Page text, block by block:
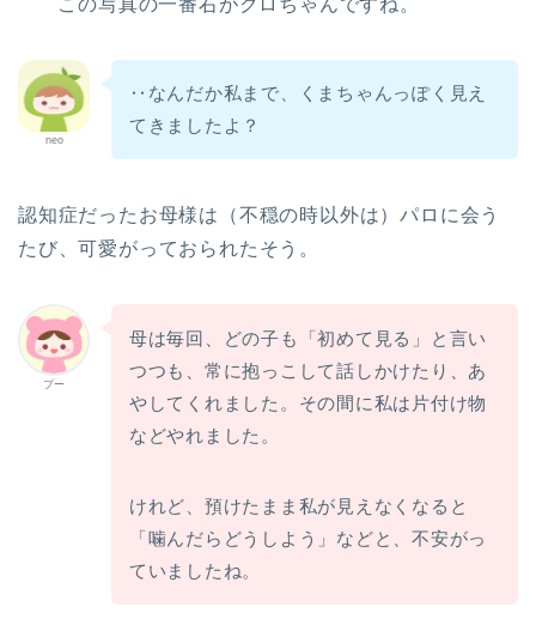
neo
‥なんだか私まで、くまちゃんっぽく見え
てきましたよ？
認知症だったお母様は（不穏の時以外は）パロに会う
たび、可愛がっておられたそう。
プー
母は毎回、どの子も「初めて見る」と言い
つつも、常に抱っこして話しかけたり、あ
やしてくれました。その間に私は片付け物
などやれました。
けれど、預けたまま私が見えなくなると
「噛んだらどうしよう」などと、不安がっ
ていましたね。